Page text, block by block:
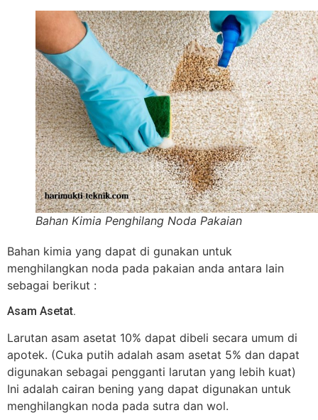
Bahan Kimia Penghilang Noda Pakaian
Bahan kimia yang dapat di gunakan untuk
menghilangkan noda pada pakaian anda antara lain
sebagai berikut :
Asam Asetat.
Larutan asam asetat 10% dapat dibeli secara umum di
apotek. (Cuka putih adalah asam asetat 5% dan dapat
digunakan sebagai pengganti larutan yang lebih kuat)
Ini adalah cairan bening yang dapat digunakan untuk
menghilangkan noda pada sutra dan wol.